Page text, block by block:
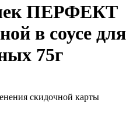
ПЕРФЕКТ
в соусе для
75г
скидочной карты